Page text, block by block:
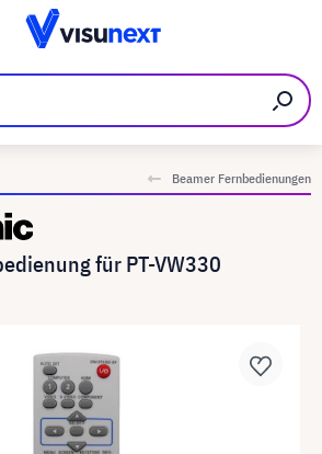
Beamer Fernbedienungen
für PT-VW330